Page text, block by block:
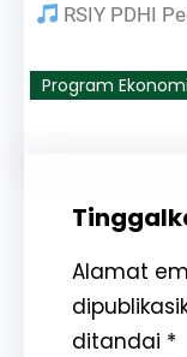
RSIY PDHI
Program Ekonomi
Alamat
ditandai *